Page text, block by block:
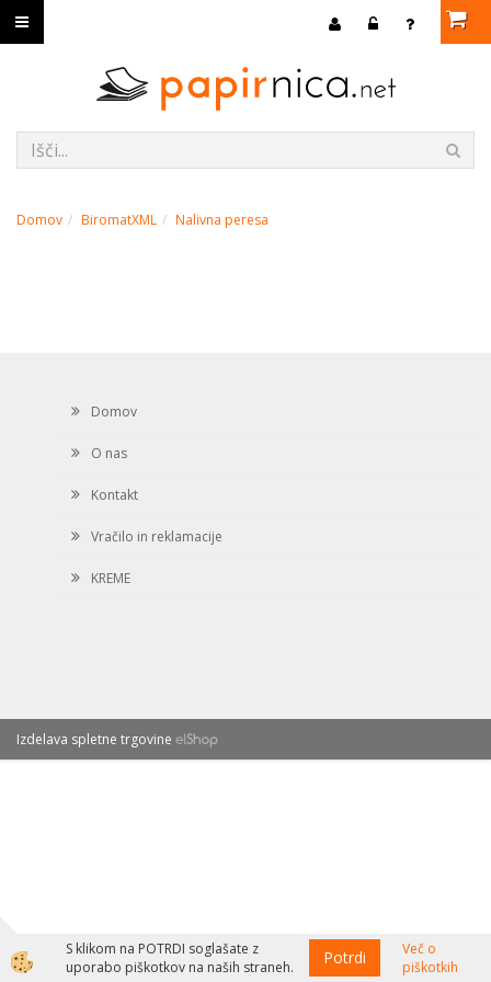
Domov BiromatXML Nalivna peresa
Domov
O nas
Kontakt
Vračilo in reklamacije
KREME
Izdelava spletne trgovine
S klikom na POTRDI soglašate z
uporabo piškotkov na naših straneh.
Potrdi
Več o
piškotkih